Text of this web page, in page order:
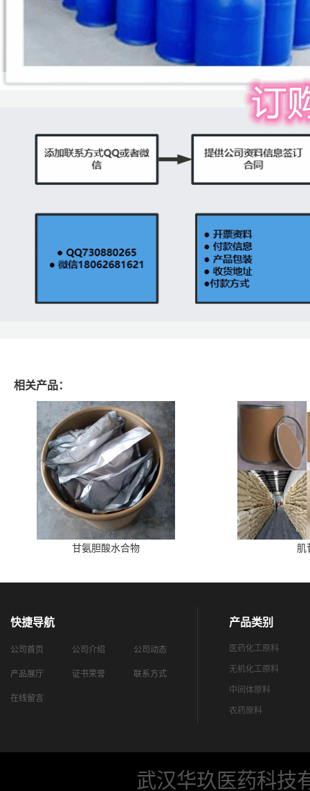
相关产品：
甘氨胆酸水合物 肌
快捷导航
公司首页 公司介绍 公司动态
产品展厅 证书荣誉 联系方式
在线留言
产品类别
医药化工原料
无机化工原料
中间体原料
农药原料
武汉华玖医药科技